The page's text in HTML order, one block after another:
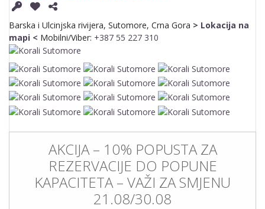
Barska i Ulcinjska rivijera, Sutomore, Crna Gora > Lokacija na
mapi < Mobilni/Viber: +387 55 227 310
AKCIJA – 10% POPUSTA ZA
REZERVACIJE DO POPUNE
KAPACITETA – VAŽI ZA SMJENU
21.08/30.08